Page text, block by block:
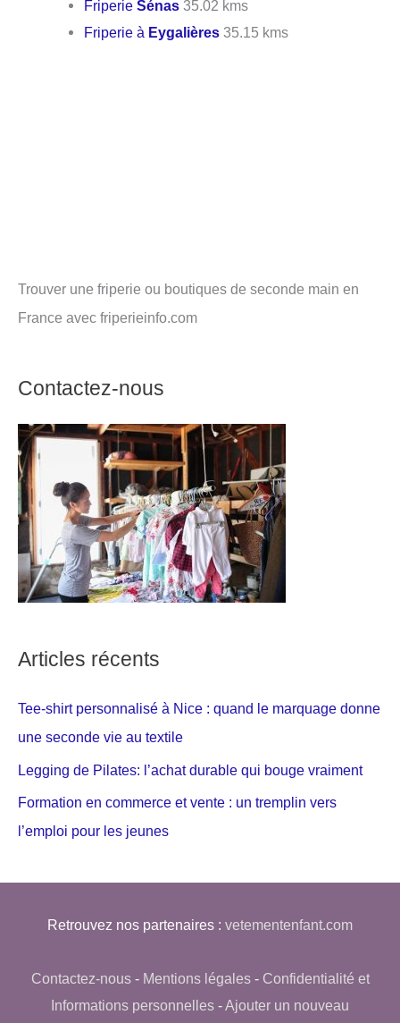
FriperieSénas 35.02 kms
Friperie à Eygalières 35.15 kms
Trouver une friperie ou boutiques de seconde main en
France avec friperieinfo.com
Contactez-nous
Articles récents
Tee-shirt personnalisé à Nice : quand le marquage donne
une seconde vie au textile
Legging de Pilates: l’achat durable qui bouge vraiment
Formation en commerce et vente : un tremplin vers
l’emploi pour les jeunes
Retrouvez nos partenaires : vetementenfant.com
Contactez-nous- Mentions légales- Confidentialité et
Informations personnelles -Ajouter un nouveau